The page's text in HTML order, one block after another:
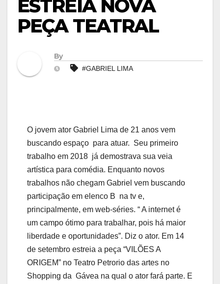
ESTREIA NOVA
PEÇA TEATRAL
By
#GABRIEL LIMA
O jovem ator Gabriel Lima de 21 anos vem
buscando espaço para atuar. Seu primeiro
trabalho em 2018 já demostrava sua veia
artística para comédia. Enquanto novos
trabalhos não chegam Gabriel vem buscando
participação em elenco B na tv e,
principalmente, em web-séries. “ A internet é
um campo ótimo para trabalhar, pois há maior
liberdade e oportunidades”. Diz o ator. Em 14
de setembro estreia a peça “VILÕES A
ORIGEM” no Teatro Petrorio das artes no
Shopping da Gávea na qual o ator fará parte. E